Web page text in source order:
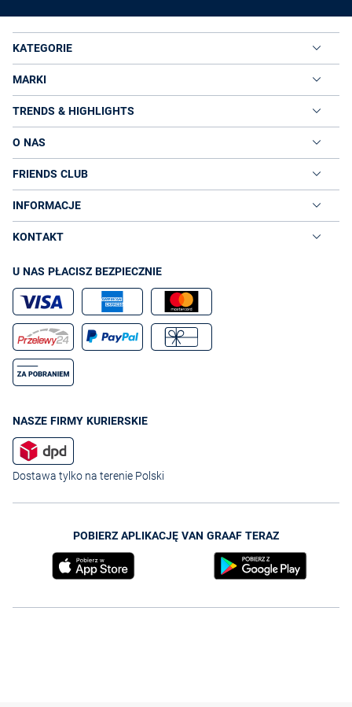
KATEGORIE
MARKI
TRENDS & HIGHLIGHTS
O NAS
FRIENDS CLUB
INFORMACJE
KONTAKT
U NAS PŁACISZ BEZPIECZNIE
NASZE FIRMY KURIERSKIE
Dostawa tylko na terenie Polski
POBIERZ APLIKACJĘ VAN GRAAF TERAZ